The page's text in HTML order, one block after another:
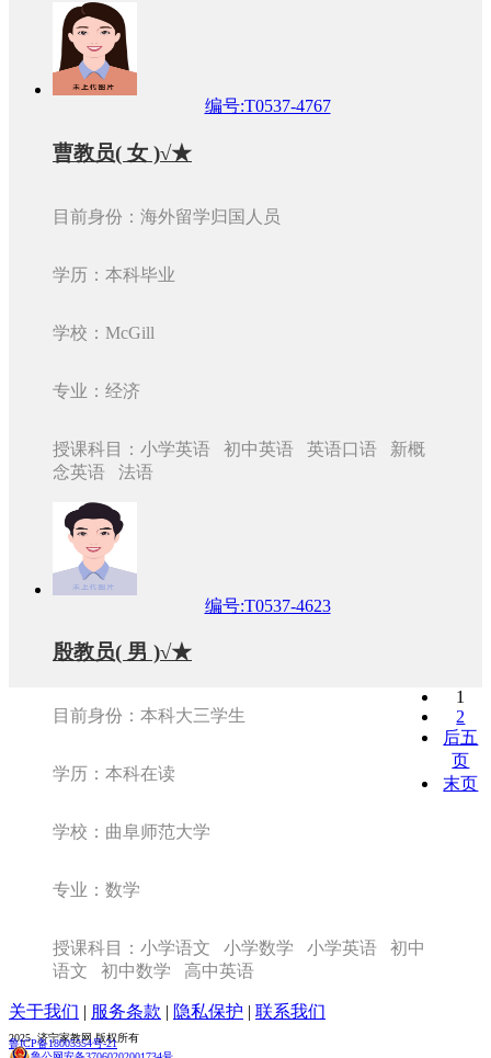
编号:T0537-4767
曹教员( 女 )√★
目前身份：海外留学归国人员
学历：本科毕业
学校：McGill
专业：经济
授课科目：小学英语 初中英语 英语口语 新概
念英语 法语
编号:T0537-4623
殷教员( 男 )√★
目前身份：本科大三学生
学历：本科在读
学校：曲阜师范大学
专业：数学
授课科目：小学语文 小学数学 小学英语 初中
语文 初中数学 高中英语
1
2
后五
页
末页
关于我们 | 服务条款 | 隐私保护 | 联系我们
2025 济宁家教网 版权所有
鲁ICP备18005554号-21